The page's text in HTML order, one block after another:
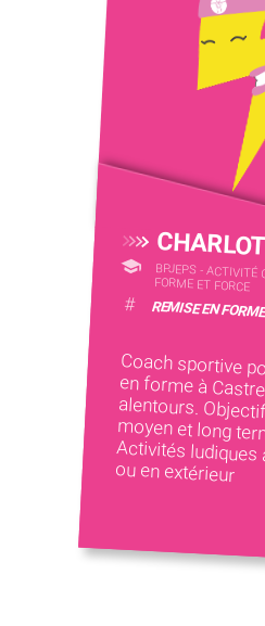
BPJEPS - ACTIVITÉ
FORME ET FORCE
# REMISE EN
Coach sportive
en forme à
alentours.
moyen et
Activités
ou en extérieur